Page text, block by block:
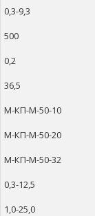
0,3-9,3
500
0,2
36,5
М-КП-М-50-10
М-КП-М-50-20
М-КП-М-50-32
0,3-12,5
1,0-25,0